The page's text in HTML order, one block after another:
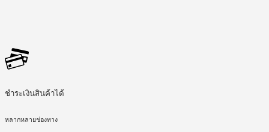
ชำระเงินสินค้าได้
หลากหลายช่องทาง